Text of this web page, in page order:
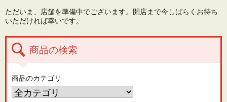
ただいま、店舗を準備中でございます。開店まで今しばらくお待ち
いただければ幸いです。
商品の検索
商品のカテゴリ